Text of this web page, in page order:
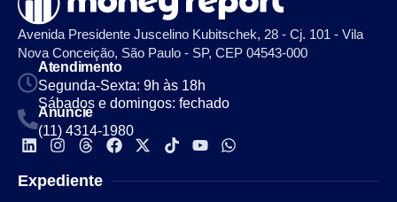
Avenida Presidente Juscelino Kubitschek, 28 - Cj. 101 - Vila
Nova Conceição, São Paulo - SP, CEP 04543-000
Atendimento
Segunda-Sexta: 9h às 18h
Sábados e domingos: fechado
Anuncie
(11) 4314-1980
Expediente